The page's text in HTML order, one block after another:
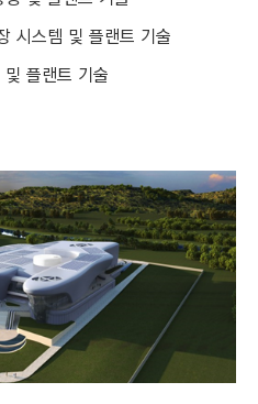
시스템 및 플랜트 기술
플랜트 기술